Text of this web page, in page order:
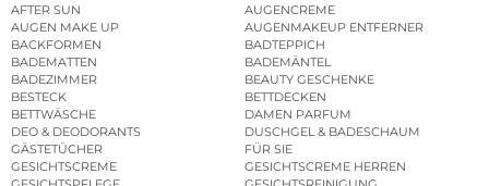
AFTER SUN
AUGENCREME
AUGEN MAKE UP
AUGENMAKEUP ENTFERNER
BACKFORMEN
BADTEPPICH
BADEMATTEN
BADEMÄNTEL
BADEZIMMER
BEAUTY GESCHENKE
BESTECK
BETTDECKEN
BETTWÄSCHE
DAMEN PARFUM
DEO & DEODORANTS
DUSCHGEL & BADESCHAUM
GÄSTETÜCHER
FÜR SIE
GESICHTSCREME
GESICHTSCREME HERREN